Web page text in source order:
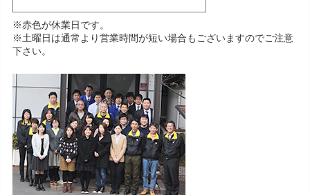
※赤色が休業日です。
※土曜日は通常より営業時間が短い場合もございますのでご注意
下さい。